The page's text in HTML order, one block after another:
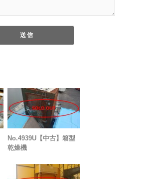
No.4939U【中古】箱型
乾燥機